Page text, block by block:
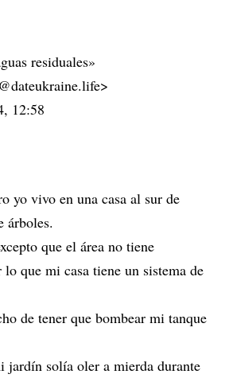
residuales»
12:58
yo vivo en una casa al sur de
árboles.
que el área no tiene
que mi casa tiene un sistema de
de tener que bombear mi tanque
jardín solía oler a mierda durante